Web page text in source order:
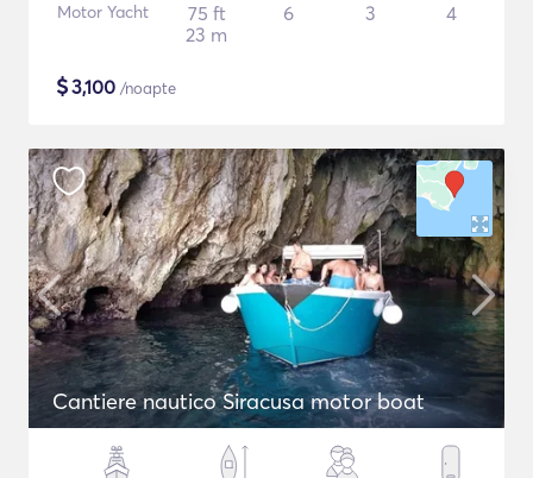
Motor Yacht
75 ft
23 m
6 3 4
$3,100 /noapte
Cantiere nautico Siracusa motor boat